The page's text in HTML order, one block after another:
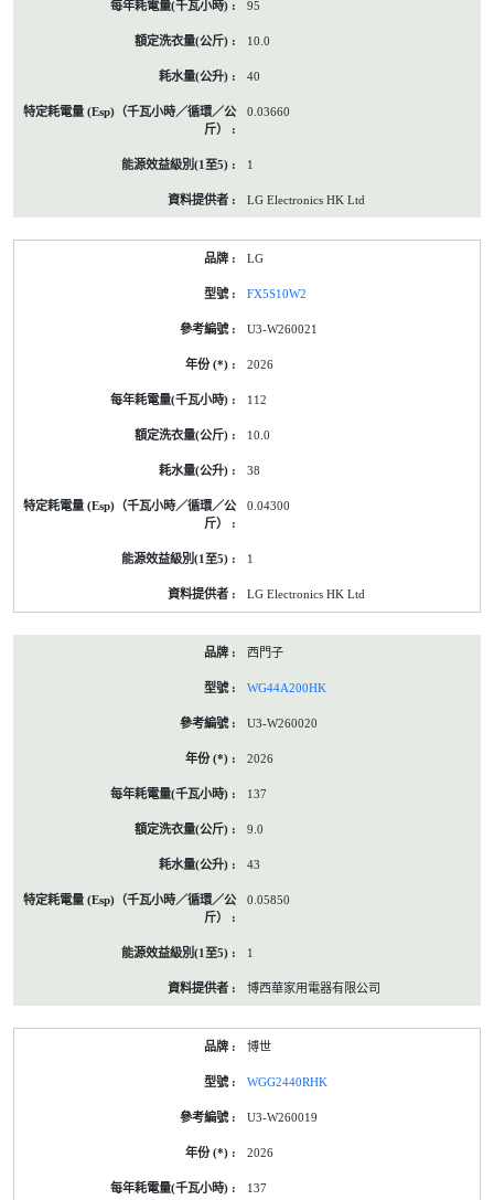
95
10.0
40
0.03660
1
LG Electronics HK Ltd
LG
FX5S10W2
U3-W260021
2026
112
10.0
38
0.04300
1
LG Electronics HK Ltd
西門子
WG44A200HK
U3-W260020
2026
137
9.0
43
0.05850
1
博西華家用電器有限公司
博世
WGG2440RHK
U3-W260019
2026
137